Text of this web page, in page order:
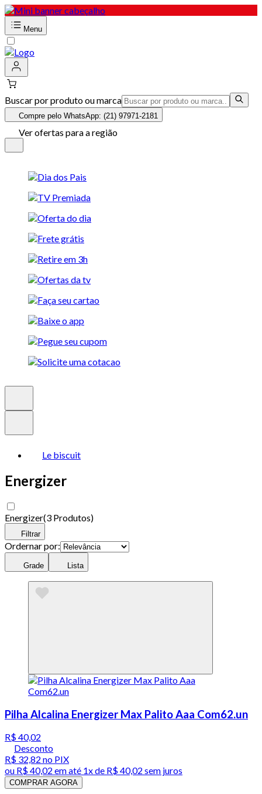
Menu
Buscar por produto ou marca
Compre pelo WhatsApp: (21) 97971-2181
Ver ofertas para a região
Le biscuit
Energizer
Energizer(3 Produtos)
Filtrar
Ordernar por:
Grade Lista
Pilha Alcalina Energizer Max Palito Aaa Com62.un
R$ 40,02
Desconto
R$ 32,82 no PIX
ou R$ 40,02 em até 1x de R$ 40,02 sem juros
COMPRAR AGORA